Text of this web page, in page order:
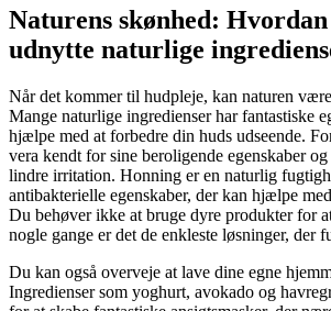
Naturens skønhed:
udnytte naturlige
Når det kommer til hudpleje, kan naturen
Mange naturlige ingredienser har fantastiske
hjælpe med at forbedre din huds udseende.
vera kendt for sine beroligende egenskaber
lindre irritation. Honning er en naturlig
antibakterielle egenskaber, der kan hjælpe
Du behøver ikke at bruge dyre produkter for
nogle gange er det de enkleste løsninger, der
Du kan også overveje at lave dine egne
Ingredienser som yoghurt, avokado og